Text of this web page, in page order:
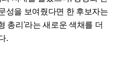
성을 보여줬다면 한 후보자는
총리'라는 새로운 색채를 더
.